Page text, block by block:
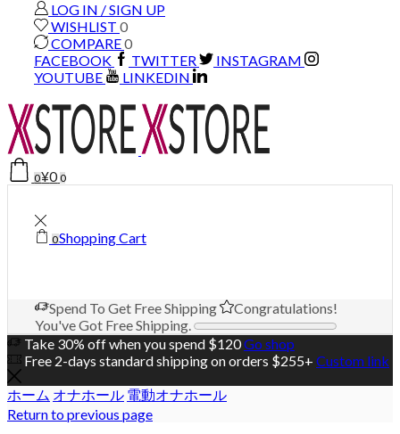
LOG IN / SIGN UP
WISHLIST 0
COMPARE0
FACEBOOK
TWITTER
INSTAGRAM
YOUTUBE
LINKEDIN
0¥0 0
0Shopping Cart
Spend To Get Free Shipping
Congratulations!
You've Got Free Shipping.
Take 30% off when you spend $120Go shop
Free 2-days standard shipping on orders $255+ Custom link
ホーム オナホール 電動オナホール
Return to previous page